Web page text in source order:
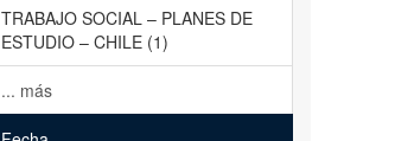
TRABAJO SOCIAL – PLANES DE
ESTUDIO – CHILE (1)
... más